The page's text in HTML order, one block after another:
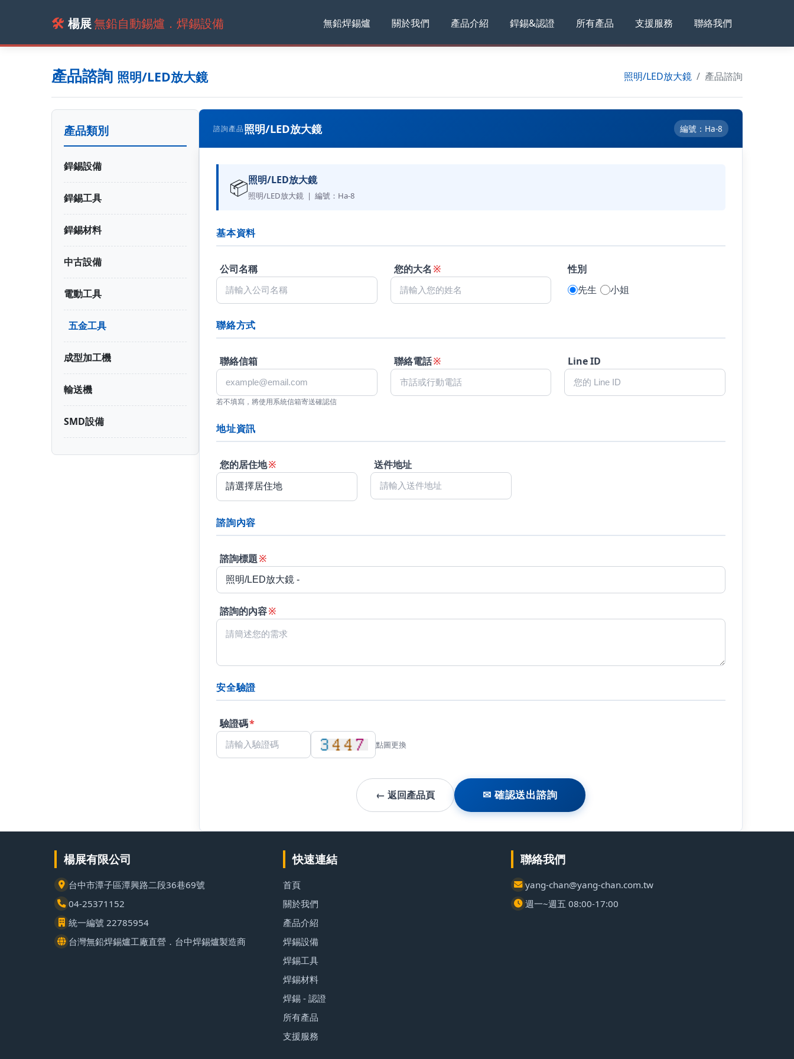
🛠️ 楊展無鉛自動錫爐．焊錫設備 無鉛焊錫爐 關於我們 產品介紹 銲錫&認證 所有產品 支援服務 聯絡我們
產品諮詢 照明/LED放大鏡 照明/LED放大鏡 產品諮詢
產品類別
銲錫設備
銲錫工具
銲錫材料
中古設備
電動工具
五金工具
成型加工機
輸送機
SMD設備
諮詢產品照明/LED放大鏡 編號：Ha-8
📦照明/LED放大鏡
照明/LED放大鏡 | 編號：Ha-8
基本資料
公司名稱 您的大名 ※
性別
先生
小姐
聯絡方式
聯絡信箱
若不填寫，將使用系統信箱寄送確認信
聯絡電話※ Line ID
地址資訊
您的居住地※ 送件地址
諮詢內容
諮詢標題※
諮詢的內容※
安全驗證
驗證碼*
點圖更換
← 返回產品頁 ✉ 確認送出諮詢
楊展有限公司
台中市潭子區潭興路二段36巷69號
04-25371152
統一編號 22785954
台灣無鉛焊錫爐工廠直營．台中焊錫爐製造商
快速連結
首頁
關於我們
產品介紹
焊錫設備
焊錫工具
焊錫材料
焊錫 - 認證
所有產品
支援服務
聯絡我們
yang-chan@yang-chan.com.tw
週一~週五 08:00-17:00